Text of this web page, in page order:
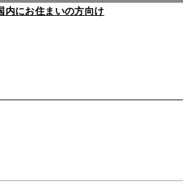
内にお住まいの方向け